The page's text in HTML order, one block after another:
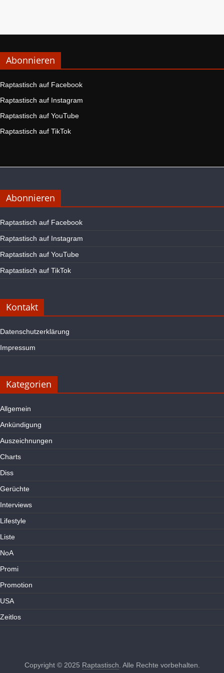
Abonnieren
Raptastisch auf Facebook
Raptastisch auf Instagram
Raptastisch auf YouTube
Raptastisch auf TikTok
Abonnieren
Raptastisch auf Facebook
Raptastisch auf Instagram
Raptastisch auf YouTube
Raptastisch auf TikTok
Kontakt
Datenschutzerklärung
Impressum
Kategorien
Allgemein
Ankündigung
Auszeichnungen
Charts
Diss
Gerüchte
Interviews
Lifestyle
Liste
NoA
Promi
Promotion
USA
Zeitlos
Copyright © 2025 Raptastisch . Alle Rechte vorbehalten.